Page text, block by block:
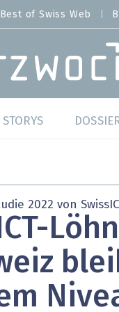
Best of Swiss Web
on
STORYS
Best
SAP
2022 von